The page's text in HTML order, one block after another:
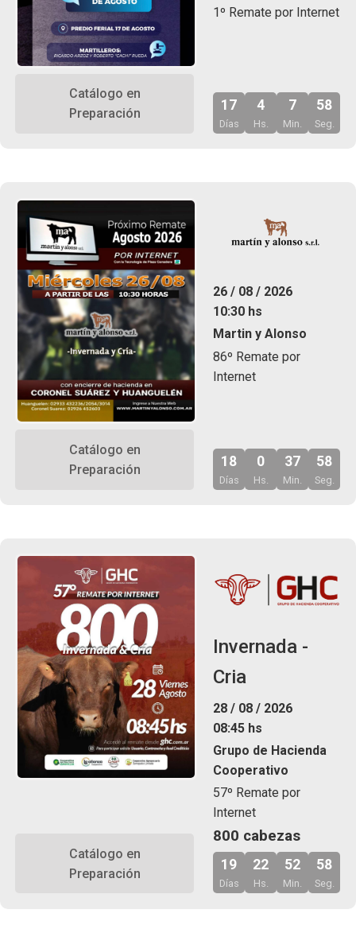
Catálogo en
Preparación
1º Remate por Internet
17
Días
4
Hs.
7
Min.
57
Seg.
Catálogo en
Preparación
26 / 08 / 2026
10:30 hs
Martin y Alonso
86º Remate por
Internet
18
Días
0
Hs.
37
Min.
57
Seg.
Catálogo en
Preparación
Invernada -
Cria
28 / 08 / 2026
08:45 hs
Grupo de Hacienda
Cooperativo
57º Remate por
Internet
800 cabezas
19
Días
22
Hs.
52
Min.
57
Seg.